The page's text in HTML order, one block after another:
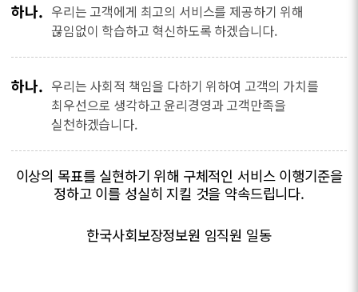
하나. 우리는 고객에게 최고의 서비스를 제공하기 위해
끊임없이 학습하고 혁신하도록 하겠습니다.
하나. 우리는 사회적 책임을 다하기 위하여 고객의 가치를
최우선으로 생각하고 윤리경영과 고객만족을
실천하겠습니다.
이상의 목표를 실현하기 위해 구체적인 서비스 이행기준을
정하고 이를 성실히 지킬 것을 약속드립니다.
한국사회보장정보원 임직원 일동